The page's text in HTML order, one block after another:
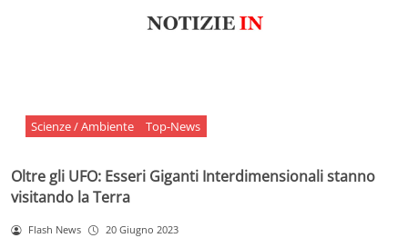
Scienze / Ambiente Top-News
Oltre gli UFO: Esseri Giganti Interdimensionali stanno
visitando la Terra
Flash News 20 Giugno 2023